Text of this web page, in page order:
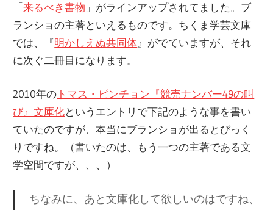
「来るべき書物 」がラインアップされてました。ブ
ランショの主著といえるものです。ちくま学芸文庫
では、『明かしえぬ共同体』がでていますが、それ
に次ぐ二冊目になります。
2010年の トマス・ピンチョン『競売ナンバー49の叫
び』文庫化というエントリで下記のような事を書い
ていたのですが、本当にブランショが出るとびっく
りですね。（書いたのは、もう一つの主著である文
学空間ですが、、、）
ちなみに、あと文庫化して欲しいのはですね、